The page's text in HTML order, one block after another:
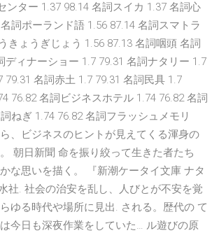
ンター 1.37 98.14 名詞スイカ 1.37 名詞心
詞ポーランド語 1.56 87.14 名詞スマトラ
きょうぎじょう 1.56 87.13 名詞咽頭 名詞
ディナーショー 1.7 79.31 名詞ナタリー 1.7
79.31 名詞赤土 1.7 79.31 名詞民具 1.7
76.82 名詞ビジネスホテル 1.74 76.82 名詞
ねぎ 1.74 76.82 名詞フラッシュメモリ
、ビジネスのヒントが見えてくる渾身の
朝日新聞 命を振り絞って生きた者たち
な思いを描く。 『新潮ケータイ文庫 ナタ
社. 社会の治安を乱し、人びとが不安を覚
ゆる時代や場所に見出. される。歴代の て
今日も深夜作業をしていた… ル遊びの原